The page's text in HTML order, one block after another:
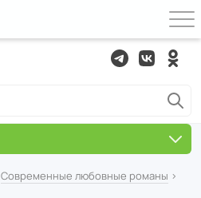
Современные любовные романы ›